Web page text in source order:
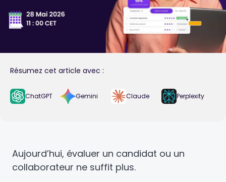
Résumez cet article avec :
ChatGPT Gemini Claude Perplexity
Aujourd’hui, évaluer un candidat ou un
collaborateur ne suffit plus.